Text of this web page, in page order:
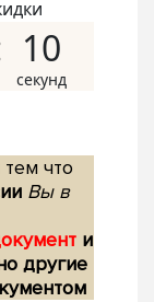
09
что
Вы в
и
другие